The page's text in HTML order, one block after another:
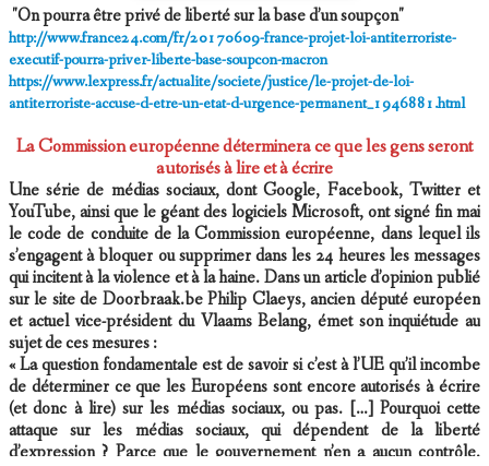
"On pourra être privé de liberté sur la base d’un soupçon"
http://www.france24.com/fr/20170609-france-projet-loi-antiterroriste-
executif-pourra-priver-liberte-base-soupcon-macron
https://www.lexpress.fr/actualite/societe/justice/le-projet-de-loi-
antiterroriste-accuse-d-etre-un-etat-d-urgence-permanent_1946881.html
La Commission européenne déterminera ce que les gens seront
autorisés à lire et à écrire
Une série de médias sociaux, dont Google, Facebook, Twitter et
YouTube, ainsi que le géant des logiciels Microsoft, ont signé fin mai
le code de conduite de la Commission européenne, dans lequel ils
s’engagent à bloquer ou supprimer dans les 24 heures les messages
qui incitent à la violence et à la haine. Dans un article d’opinion publié
sur le site de Doorbraak.be Philip Claeys, ancien député européen
et actuel vice-président du Vlaams Belang, émet son inquiétude au
sujet de ces mesures :
« La question fondamentale est de savoir si c’est à l’UE qu’il incombe
de déterminer ce que les Européens sont encore autorisés à écrire
(et donc à lire) sur les médias sociaux, ou pas. […] Pourquoi cette
attaque sur les médias sociaux, qui dépendent de la liberté
d’expression ? Parce que le gouvernement n’en a aucun contrôle.